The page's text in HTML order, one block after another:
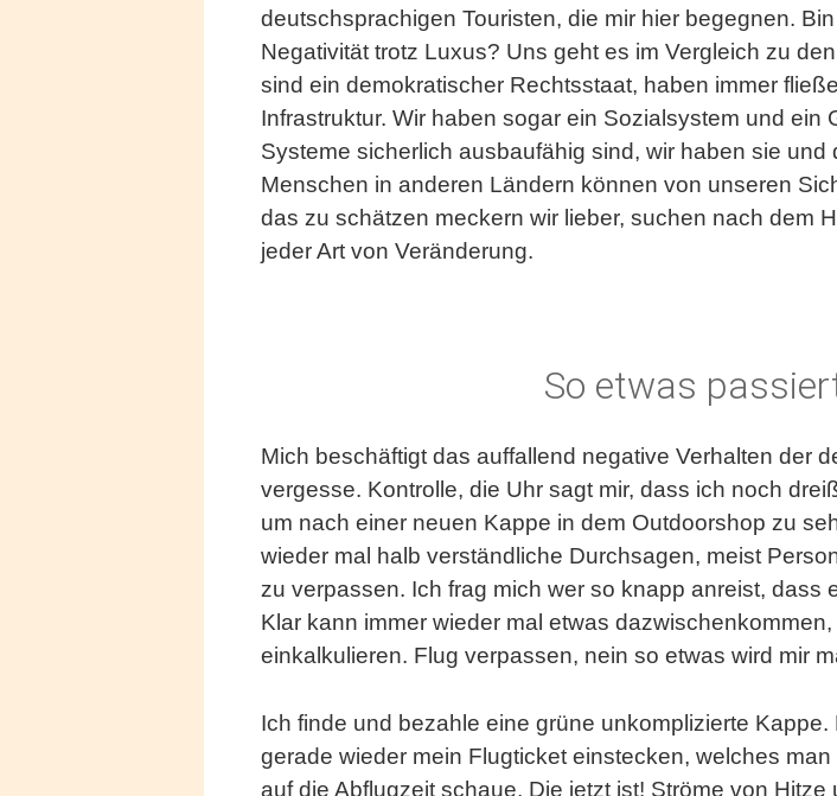
deutschsprachigen Touristen, die mir hier begegnen.
Negativität trotz Luxus? Uns geht es im Vergleich zu
sind ein demokratischer Rechtsstaat, haben immer
Infrastruktur. Wir haben sogar ein Sozialsystem und
Systeme sicherlich ausbaufähig sind, wir haben sie
Menschen in anderen Ländern können von unseren
das zu schätzen meckern wir lieber, suchen nach dem
jeder Art von Veränderung.
So etwas
Mich beschäftigt das auffallend negative Verhalten der
vergesse. Kontrolle, die Uhr sagt mir, dass ich noch
um nach einer neuen Kappe in dem Outdoorshop zu
wieder mal halb verständliche Durchsagen, meist
zu verpassen. Ich frag mich wer so knapp anreist, dass
Klar kann immer wieder mal etwas
einkalkulieren. Flug verpassen, nein so etwas wird mir
Ich finde und bezahle eine grüne unkomplizierte
gerade wieder mein Flugticket einstecken, welches
auf die Abflugzeit schaue. Die jetzt ist! Ströme von